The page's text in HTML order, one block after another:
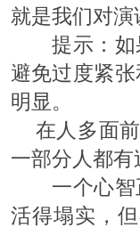
就是我们对
提示：如果
避免过度紧
明显。
在人多面
一部分人都
一个心智正
活得塌实，